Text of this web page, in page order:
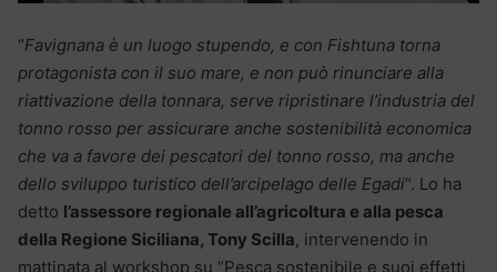
“Favignana è un luogo stupendo, e con Fishtuna torna
protagonista con il suo mare, e non può rinunciare alla
riattivazione della tonnara, serve ripristinare l’industria del
tonno rosso per assicurare anche sostenibilità economica
che va a favore dei pescatori del tonno rosso, ma anche
dello sviluppo turistico dell’arcipelago delle Egadi“. Lo ha
detto l’assessore regionale all’agricoltura e alla pesca
della Regione Siciliana, Tony Scilla, intervenendo in
mattinata al workshop su “Pesca sostenibile e suoi effetti